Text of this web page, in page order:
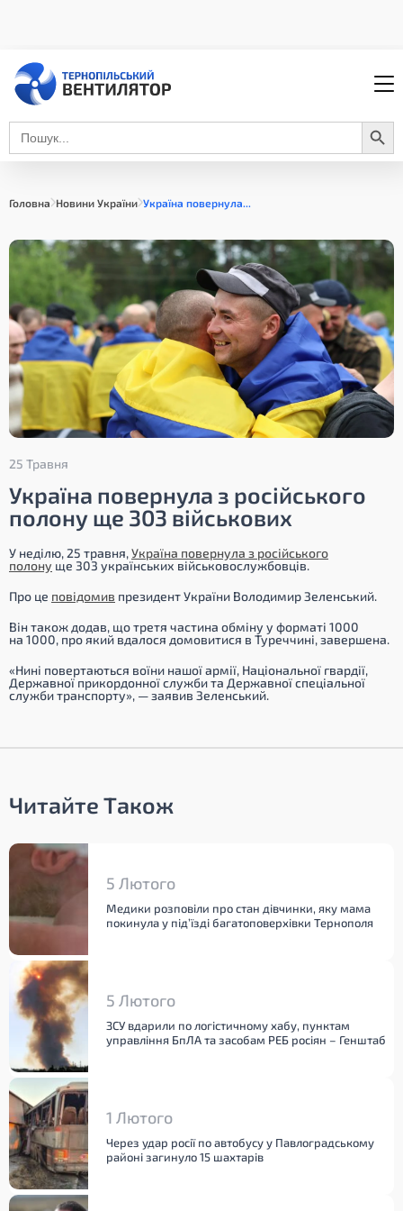
Search
for:
Search Button
Головна Новини України Україна повернула...
25 Травня
Україна повернула з російського
полону ще 303 військових
У неділю, 25 травня,Україна повернула з російського
полону ще 303 українських військовослужбовців.
Про це повідомив президент України Володимир Зеленський.
Він також додав, що третя частина обміну у форматі 1000
на 1000, про який вдалося домовитися в Туреччині, завершена.
«Нині повертаються воїни нашої армії, Національної гвардії,
Державної прикордонної служби та Державної спеціальної
служби транспорту», — заявив Зеленський.
Читайте Також
5 Лютого
Медики розповіли про стан дівчинки, яку мама
покинула у під’їзді багатоповерхівки Тернополя
5 Лютого
ЗСУ вдарили по логістичному хабу, пунктам
управління БпЛА та засобам РЕБ росіян – Генштаб
1 Лютого
Через удар росії по автобусу у Павлоградському
районі загинуло 15 шахтарів